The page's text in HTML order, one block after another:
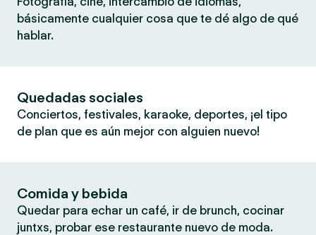
básicamente cualquier cosa que te dé algo de qué
hablar.
Quedadas sociales
Conciertos, festivales, karaoke, deportes, ¡el tipo
de plan que es aún mejor con alguien nuevo!
Comida y bebida
Quedar para echar un café, ir de brunch, cocinar
juntxs, probar ese restaurante nuevo de moda.